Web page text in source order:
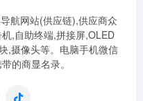
航网站(供应链),供应商众
,自助终端,拼接屏,OLED
,摄像头等。电脑手机微信
的商显名录。